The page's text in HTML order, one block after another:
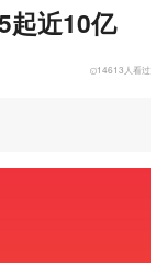
起近10亿
14613人看过